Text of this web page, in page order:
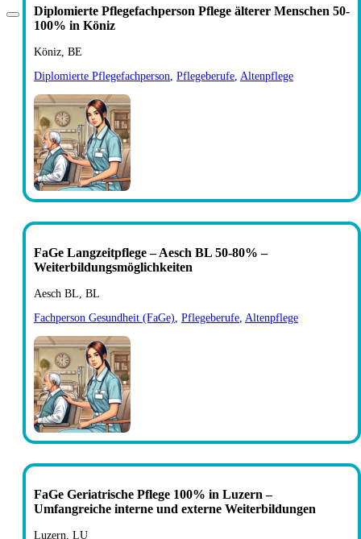
Diplomierte Pflegefachperson Pflege älterer Menschen 50-
100% in Köniz
Köniz, BE
Diplomierte Pflegefachperson, Pflegeberufe, Altenpflege
FaGe Langzeitpflege – Aesch BL 50-80% –
Weiterbildungsmöglichkeiten
Aesch BL, BL
Fachperson Gesundheit (FaGe), Pflegeberufe, Altenpflege
FaGe Geriatrische Pflege 100% in Luzern –
Umfangreiche interne und externe Weiterbildungen
Luzern, LU